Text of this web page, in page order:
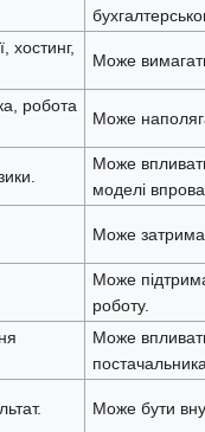
хостинг,
Може
робота
Може
Може
моделі
Може
Може
роботу.
Може
постачальника.
Може бути